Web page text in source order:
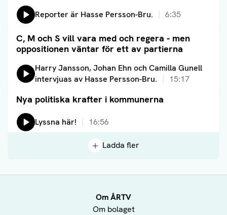
Lyssna på:
Reporter är Hasse Persson-Bru. 6:35
C, M och S vill vara med och regera - men
oppositionen väntar för ett av partierna
Läs artikel
Lyssna på:
Harry Jansson, Johan Ehn och Camilla Gunell
intervjuas av Hasse Persson-Bru.
15:17
Nya politiska krafter i kommunerna
Läs artikel
Lyssna på:
Lyssna här! 16:56
Ladda fler
Om ÅRTV
Om bolaget